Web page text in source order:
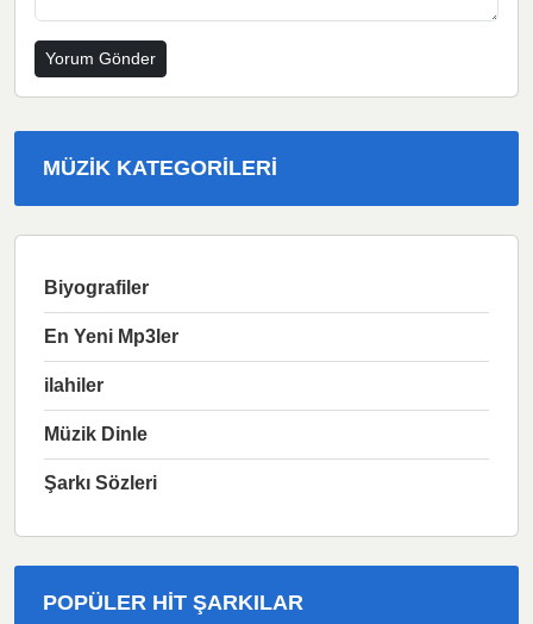
MÜZIK KATEGORILERI
Biyografiler
En Yeni Mp3ler
ilahiler
Müzik Dinle
Şarkı Sözleri
POPÜLER HIT ŞARKILAR